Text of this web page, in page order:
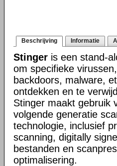
Beschrijving Informatie
Stinger is een stand-
om specifieke virussen,
backdoors, malware,
ontdekken en te
Stinger maakt gebruik
volgende generatie
technologie, inclusief
scanning, digitally
bestanden en
optimalisering.